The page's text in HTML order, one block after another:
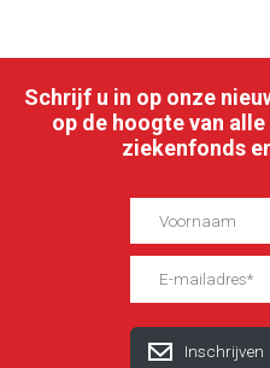
Schrijf u in op onze
op de hoogte van
ziekenfonds